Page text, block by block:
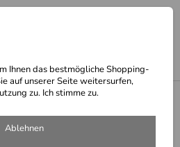
Ihnen das bestmögliche Shopping-
auf unserer Seite weitersurfen,
zu. Ich stimme zu.
Ablehnen